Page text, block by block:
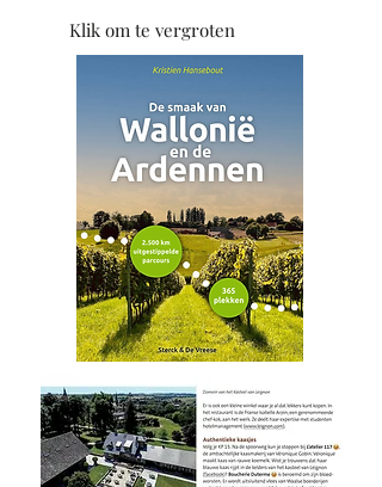
Klik om te vergroten